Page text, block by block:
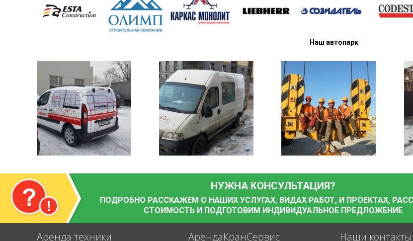
Наш автопарк
НУЖНА КОНСУЛЬТАЦИЯ?
ПОДРОБНО РАССКАЖЕМ О НАШИХ УСЛУГАХ, ВИДАХ РАБОТ, И ПРОЕКТАХ,
СТОИМОСТЬ И ПОДГОТОВИМ ИНДИВИДУАЛЬНОЕ ПРЕДЛОЖЕНИЕ
Аренда техники АрендаКранСервис Наши контакты